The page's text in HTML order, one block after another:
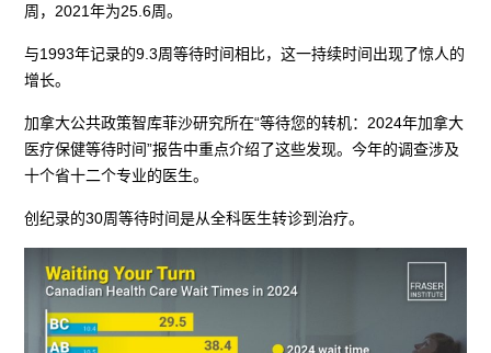
周，2021年为25.6周。
与1993年记录的9.3周等待时间相比，这一持续时间出现了惊人的
增长。
加拿大公共政策智库菲沙研究所在“等待您的转机：2024年加拿大
医疗保健等待时间”报告中重点介绍了这些发现。今年的调查涉及
十个省十二个专业的医生。
创纪录的30周等待时间是从全科医生转诊到治疗。